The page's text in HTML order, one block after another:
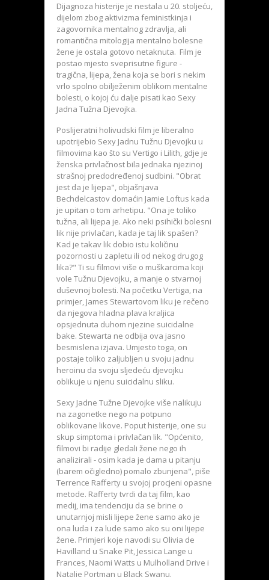
Dijagnoza histerije je nestala u 20. stoljeću,
dijelom zbog aktivizma feministkinja i
zagovornika mentalnog zdravlja, ali
romantična mitologija mentalno bolesne
žene je ostala gotovo netaknuta. Film je
postao mjesto sveprisutne figure -
tragična, lijepa, žena koja se bori s nekim
vrlo spolno obilježenim oblikom mentalne
bolesti, o kojoj ću dalje pisati kao Sexy
Jadna Tužna Djevojka.
Poslijeratni holivudski film je liberalno
upotrijebio Sexy Jadnu Tužnu Djevojku u
filmovima kao što su Vertigo i Lilith, gdje je
ženska privlačnost bila jednaka njezinoj
strašnoj predodređenoj sudbini. "Obrat
jest da je lijepa", objašnjava
Bechdelcastov domaćin Jamie Loftus kada
je upitan o tom arhetipu. "Ona je toliko
tužna, ali lijepa je. Ako neki psihički bolesni
lik nije privlačan, kada je taj lik spašen?
Kad je takav lik dobio istu količinu
pozornosti u zapletu ili od nekog drugog
lika?" Ti su filmovi više o muškarcima koji
vole Tužnu Djevojku, a manje o stvarnoj
duševnoj bolesti. Na početku Vertiga, na
primjer, James Stewartovom liku je rečeno
da njegova hladna plava kraljica
opsjednuta duhom njezine suicidalne
bake. Stewarta ne odbija ova jasno
besmislena izjava. Umjesto toga, on
postaje toliko zaljubljen u svoju jadnu
heroinu da svoju sljedeću djevojku
oblikuje u njenu suicidalnu sliku.
Sexy Jadne Tužne Djevojke više nalikuju
na zagonetke nego na potpuno
oblikovane likove. Poput histerije, one su
skup simptoma i privlačan lik. "Općenito,
filmovi bi radije gledali žene nego ih
analizirali - osim kada je dama u pitanju
(barem očigledno) pomalo zbunjena", piše
Terrence Rafferty u svojoj procjeni opasne
metode. Rafferty tvrdi da taj film, kao
medij, ima tendenciju da se brine o
unutarnjoj misli lijepe žene samo ako je
ona luda i za lude samo ako su oni lijepe
žene. Primjeri koje navodi su Olivia de
Havilland u Snake Pit, Jessica Lange u
Frances, Naomi Watts u Mulholland Drive i
Natalie Portman u Black Swanu.